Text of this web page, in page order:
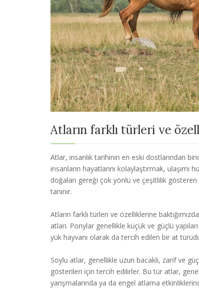
Atların farklı türleri ve
Atlar, insanlık tarihinin en eski dostlarından
insanların hayatlarını kolaylaştırmak, ulaşımı
doğaları gereği çok yönlü ve çeşitlilik
tanınır.
Atların farklı türleri ve özelliklerine
atları. Ponylar genellikle küçük ve güçlü
yük hayvanı olarak da tercih edilen bir at
Soylu atlar, genellikle uzun bacaklı, zarif ve
gösterileri için tercih edilirler. Bu tür atlar,
yarışmalarında ya da engel atlama